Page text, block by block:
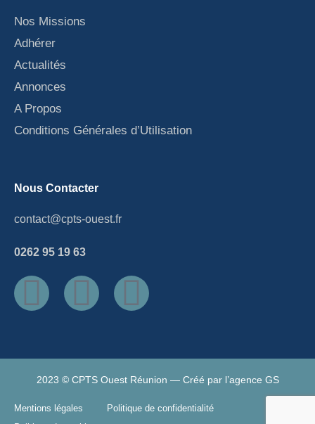
Nos Missions
Adhérer
Actualités
Annonces
A Propos
Conditions Générales d’Utilisation
Nous Contacter
contact@cpts-ouest.fr
0262 95 19 63
2023 © CPTS Ouest Réunion — Créé par l’agence GS
Mentions légales
Politique de confidentialité